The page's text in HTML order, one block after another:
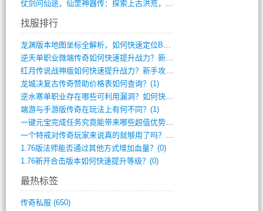
仗剑问仙途，仙罡神器传：探索上古洪荒，揭(813)
找服排行
龙渊版本地图坐标全解析，如何快速定位BO(3)
逆天单职业微端传奇如何快速提升战力？新手(2)
红月传说战神版如何快速提升战力？新手攻略(2)
龙城决复古传奇赞助价格表如何查询？(1)
逆水寒单职业存在哪些可利用漏洞？如何快速(1)
端游与手游版传奇在玩法上有何不同？(1)
一键元宝完成任务究竟能带来哪些超值优势？(0)
一个特戒对传奇玩家来说真的就够用了吗？(0)
1.76版法师能否通过其他方式增加血量？(0)
1.76新开合击版本如何快速提升等级？(0)
最热标签
传奇私服 (650)